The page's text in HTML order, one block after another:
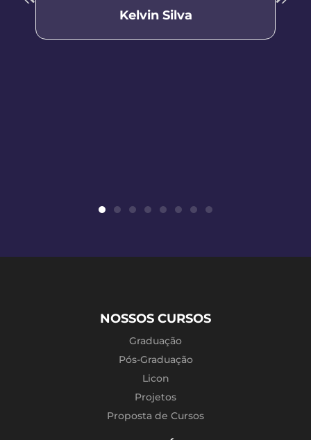
Kelvin Silva
NOSSOS CURSOS
Graduação
Pós-Graduação
Licon
Projetos
Proposta de Cursos